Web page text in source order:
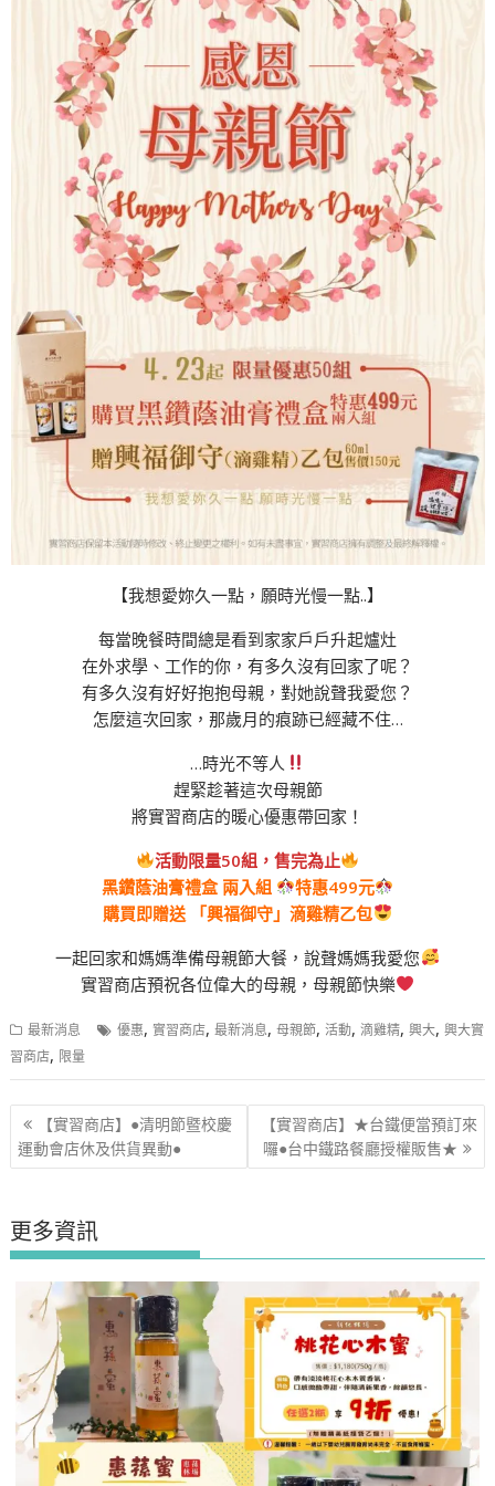
【我想愛妳久一點，願時光慢一點..】
每當晚餐時間總是看到家家戶戶升起爐灶
在外求學、工作的你，有多久沒有回家了呢？
有多久沒有好好抱抱母親，對她說聲我愛您？
怎麼這次回家，那歲月的痕跡已經藏不住…
…時光不等人
趕緊趁著這次母親節
將實習商店的暖心優惠帶回家！
活動限量50組，售完為止
黑鑽蔭油膏禮盒 兩入組
特惠499元
購買即贈送 「興福御守」滴雞精乙包
一起回家和媽媽準備母親節大餐，說聲媽媽我愛您
實習商店預祝各位偉大的母親，母親節快樂
最新消息 優惠, 實習商店,最新消息,母親節,活動,滴雞精,興大,興大實
習商店, 限量
文
章
導
【實習商店】●清明節暨校慶
運動會店休及供貨異動●
【實習商店】★台鐵便當預訂來
囉●台中鐵路餐廳授權販售★
更多資訊